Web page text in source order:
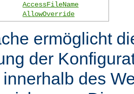
AccessFileName
AllowOverride
ermöglicht
der
des